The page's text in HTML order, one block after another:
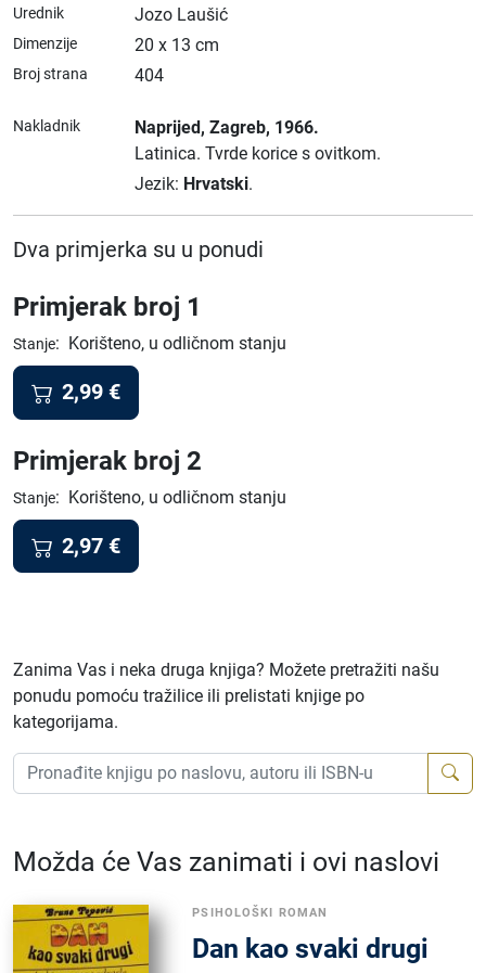
Urednik Jozo Laušić
Dimenzije 20 x 13 cm
Broj strana 404
Nakladnik Naprijed, Zagreb, 1966.
Latinica. Tvrde korice s ovitkom.
Jezik: Hrvatski.
Dva primjerka su u ponudi
Primjerak broj 1
Stanje: Korišteno, u odličnom stanju
2,99 €
Primjerak broj 2
Stanje: Korišteno, u odličnom stanju
2,97 €
Zanima Vas i neka druga knjiga? Možete pretražiti našu
ponudu pomoću tražilice ili prelistati knjige po
kategorijama.
Možda će Vas zanimati i ovi naslovi
PSIHOLOŠKI ROMAN
Dan kao svaki drugi